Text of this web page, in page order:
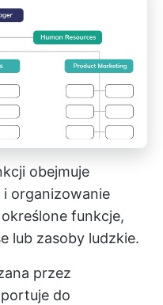
obejmuje
i organizowanie
funkcje,
lub zasoby ludzkie.
przez
do